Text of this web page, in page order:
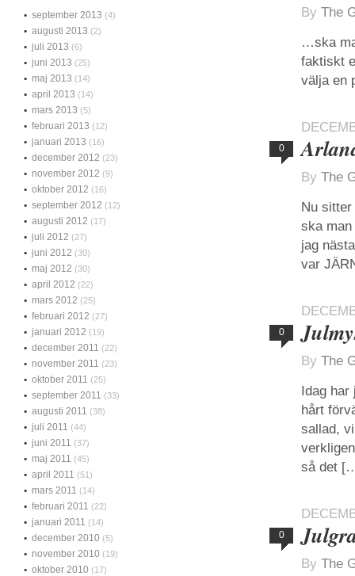
By The
…ska
faktiskt
välja en
0
By The
Nu sitter
ska
jag
var
0
By The
Idag har
hårt
sallad,
så det
0
By The
september 2013 (4)
augusti 2013 (2)
juli 2013 (6)
juni 2013 (25)
maj 2013 (14)
april 2013 (14)
mars 2013 (5)
februari 2013 (12)
januari 2013 (16)
december 2012 (23)
november 2012 (9)
oktober 2012 (16)
september 2012 (12)
augusti 2012 (17)
juli 2012 (27)
juni 2012 (30)
maj 2012 (30)
april 2012 (22)
mars 2012 (25)
februari 2012 (27)
januari 2012 (19)
december 2011 (22)
november 2011 (23)
oktober 2011 (25)
september 2011 (33)
augusti 2011 (38)
juli 2011 (44)
juni 2011 (37)
maj 2011 (45)
april 2011 (51)
mars 2011 (14)
februari 2011 (22)
januari 2011 (14)
december 2010 (5)
november 2010 (19)
oktober 2010 (17)